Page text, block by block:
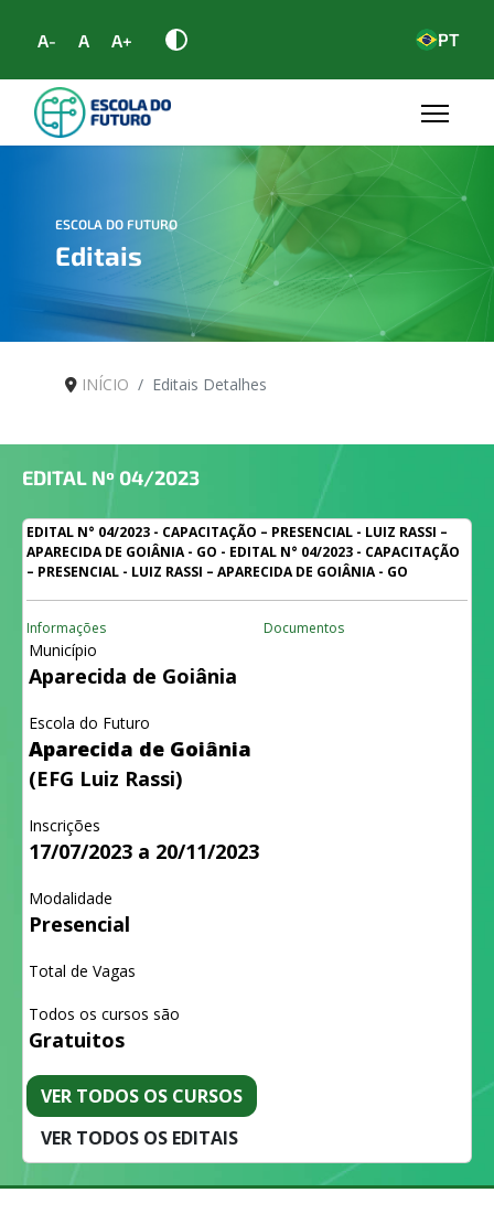
A- A A+ PT
ESCOLA DO FUTURO
Editais
INÍCIO Editais Detalhes
EDITAL Nº 04/2023
EDITAL N° 04/2023 - CAPACITAÇÃO – PRESENCIAL - LUIZ RASSI –
APARECIDA DE GOIÂNIA - GO - EDITAL N° 04/2023 - CAPACITAÇÃO
– PRESENCIAL - LUIZ RASSI – APARECIDA DE GOIÂNIA - GO
Informações Documentos
Município
Aparecida de Goiânia
Escola do Futuro
Aparecida de Goiânia
(EFG Luiz Rassi)
Inscrições
17/07/2023 a 20/11/2023
Modalidade
Presencial
Total de Vagas
Todos os cursos são
Gratuitos
VER TODOS OS CURSOS
VER TODOS OS EDITAIS